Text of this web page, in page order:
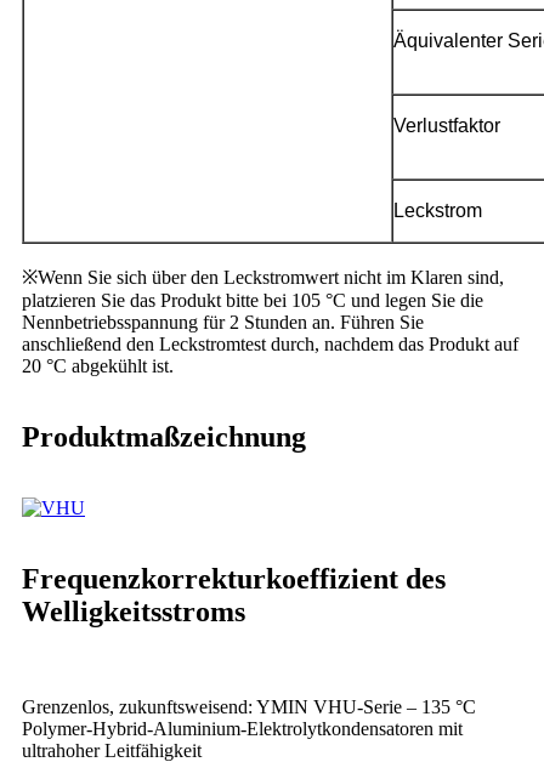
Äquivalenter
Verlustfaktor
Leckstrom
※Wenn Sie sich über den Leckstromwert nicht im Klaren sind,
platzieren Sie das Produkt bitte bei 105 °C und legen Sie die
Nennbetriebsspannung für 2 Stunden an. Führen Sie
anschließend den Leckstromtest durch, nachdem das Produkt auf
20 °C abgekühlt ist.
Produktmaßzeichnung
Frequenzkorrekturkoeffizient des
Welligkeitsstroms
Grenzenlos, zukunftsweisend: YMIN VHU-Serie – 135 °C
Polymer-Hybrid-Aluminium-Elektrolytkondensatoren mit
ultrahoher Leitfähigkeit